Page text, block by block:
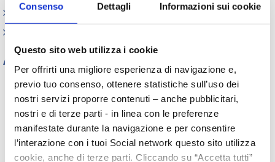
Consenso Dettagli Informazioni sui cookie
Questo sito web utilizza i cookie
Per offrirti una migliore esperienza di navigazione e,
previo tuo consenso, ottenere statistiche sull’uso dei
nostri servizi proporre contenuti – anche pubblicitari,
nostri e di terze parti - in linea con le preferenze
manifestate durante la navigazione e per consentire
l’interazione con i tuoi Social network questo sito utilizza
cookie, anche di terze parti. Cliccando su “Accetta tutti”
Contatti utili
Archivio
Tutti gli anni
2026 2025 2024
2023
2022
2021 2020
2019
2016